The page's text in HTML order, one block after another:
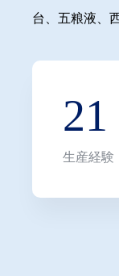
台、五粮液、
に達し、輸出
アメリカ、
トナムなどの
Shuofengグ
ズ包装ソリュ
21
生産経験